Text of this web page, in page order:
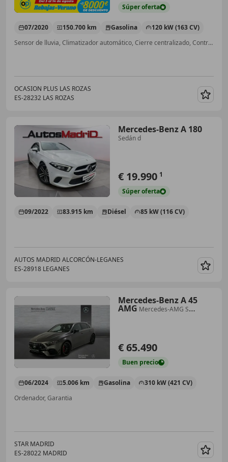
Súperoferta
07/2020 150.700 km Gasolina
120 kW (163 CV)
Sensor de lluvia, Climatizador automático, Cierre centralizado, Control de tracción
OCASION PLUS LAS ROZAS
ES-28232 LAS ROZAS
Mercedes-Benz A 180
Sedán d
€ 19.990 1
Súperoferta
09/2022 83.915 km Diésel 85 kW (116 CV)
AUTOS MADRID ALCORCÓN-LEGANES
ES-28918 LEGANES
Mercedes-Benz A 45
AMG Mercedes-AMG S
€ 65.490
Buen precio
06/2024 5.006 km Gasolina
310 kW (421 CV)
Ordenador, Garantia
STAR MADRID
ES-28022 MADRID